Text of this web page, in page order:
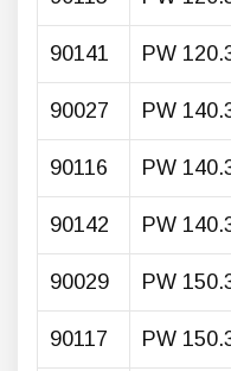
90141 PW
90027 PW
90116 PW
90142 PW
90029 PW
90117 PW